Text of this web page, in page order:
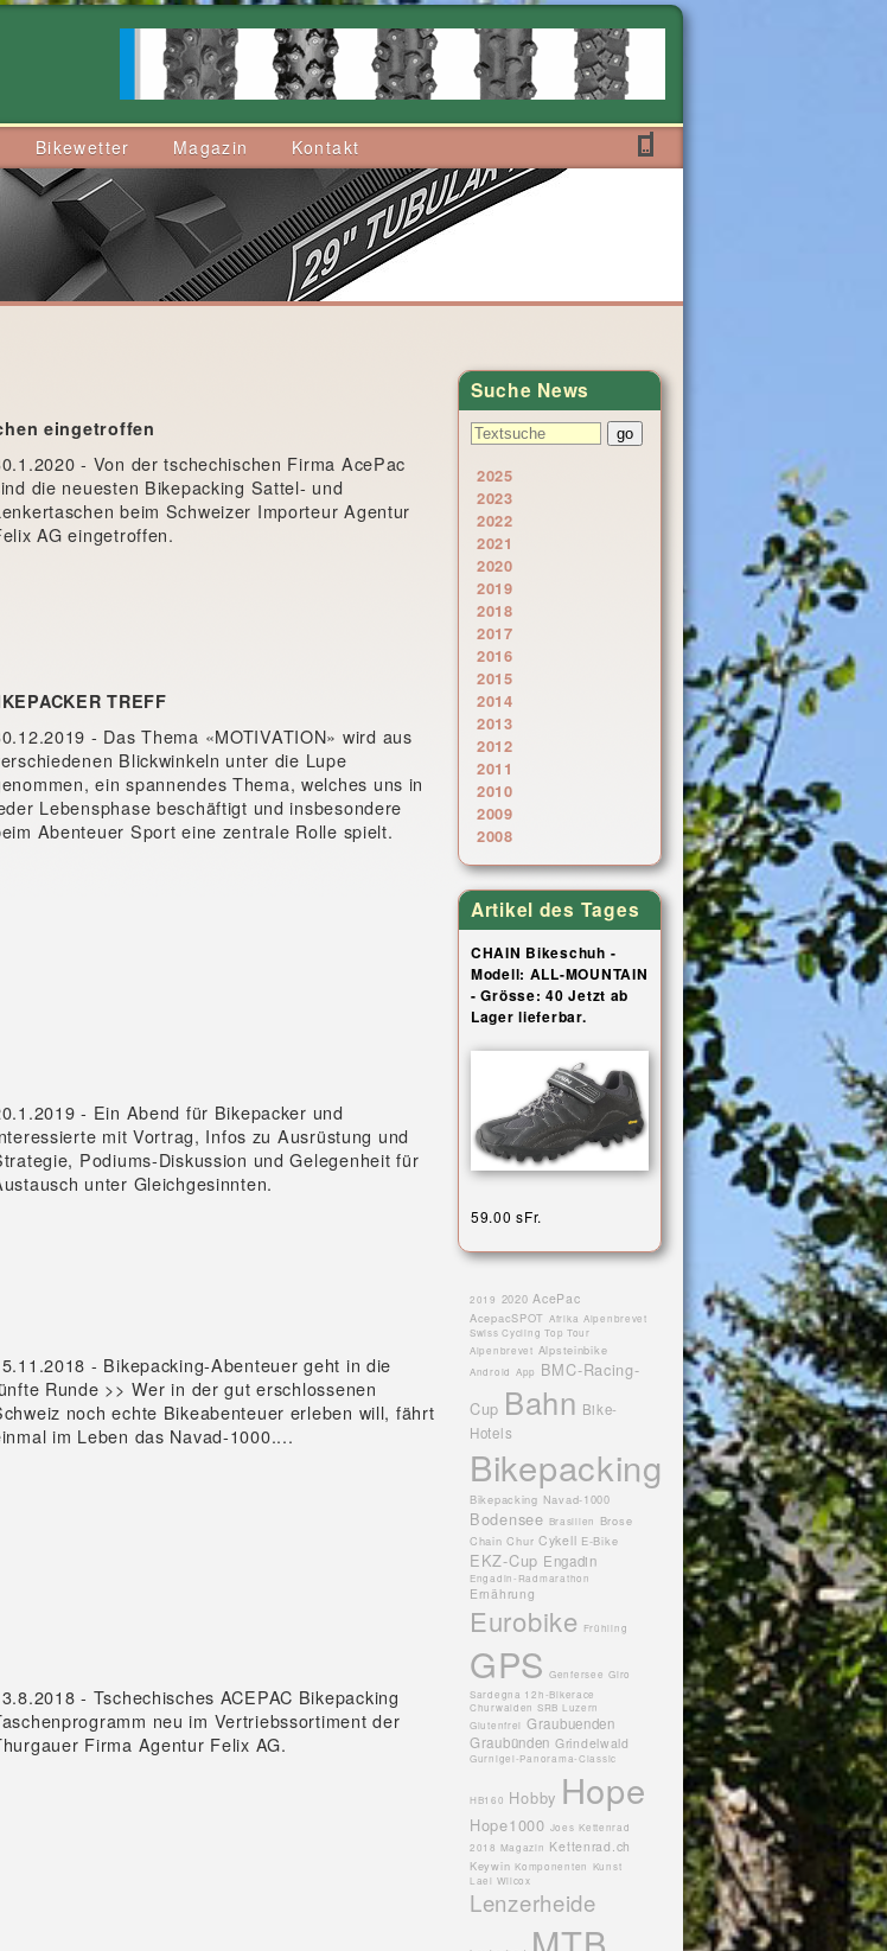
Bikewetter Magazin Kontakt
eingetroffen
- Von der tschechischen Firma AcePac
die neuesten Bikepacking Sattel- und
beim Schweizer Importeur Agentur
AG eingetroffen.
TREFF
- Das Thema «MOTIVATION» wird aus
Blickwinkeln unter die Lupe
ein spannendes Thema, welches uns in
Lebensphase beschäftigt und insbesondere
Abenteuer Sport eine zentrale Rolle spielt.
- Ein Abend für Bikepacker und
mit Vortrag, Infos zu Ausrüstung und
Podiums-Diskussion und Gelegenheit für
unter Gleichgesinnten.
- Bikepacking-Abenteuer geht in die
Runde >> Wer in der gut erschlossenen
noch echte Bikeabenteuer erleben will, fährt
im Leben das Navad-1000....
- Tschechisches ACEPAC Bikepacking
neu im Vertriebssortiment der
Firma Agentur Felix AG.
Suche News
2025
2023
2022
2021
2020
2019
2018
2017
2016
2015
2014
2013
2012
2011
2010
2009
2008
Artikel des Tages
CHAIN Bikeschuh -
Modell: ALL-MOUNTAIN
- Grösse: 40 Jetzt ab
Lager lieferbar.
59.00 sFr.
2019 2020 AcePac
AcepacSPOT Afrika Alpenbrevet
Swiss Cycling Top Tour
Alpenbrevet Alpsteinbike
Android App
BMC-Racing-
Cup Bahn Bike-
Hotels
Bikepacking
Bikepacking Navad-1000
Bodensee Brasilien
Brose
Chain Chur Cykell E-Bike
EKZ-Cup Engadin
Engadin-Radmarathon
Ernährung
Eurobike Frühling
GPS Genfersee Giro
Sardegna 12h-Bikerace
Churwalden SRB Luzern
Glutenfrei Graubuenden
Graubünden Grindelwald
Gurnigel-Panorama-Classic
HB160 Hobby Hope
Hope1000 Joes Kettenrad
2018 Magazin Kettenrad.ch
Keywin Komponenten Kunst
Lael Wilcox
Lenzerheide